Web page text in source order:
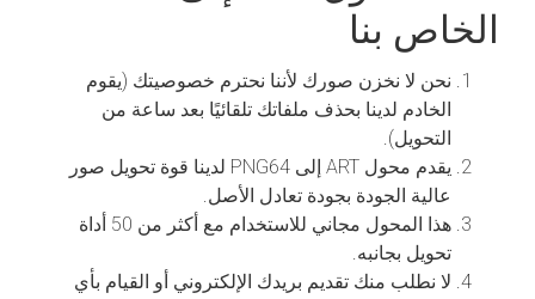
الخاص بنا
نحن لا نخزن صورك لأننا نحترم خصوصيتك (يقوم
الخادم لدينا بحذف ملفاتك تلقائيًا بعد ساعة من
التحويل).
يقدم محول ART إلى PNG64 لدينا قوة تحويل صور
عالية الجودة بجودة تعادل الأصل.
هذا المحول مجاني للاستخدام مع أكثر من 50 أداة
تحويل بجانبه.
لا نطلب منك تقديم بريدك الإلكتروني أو القيام بأي